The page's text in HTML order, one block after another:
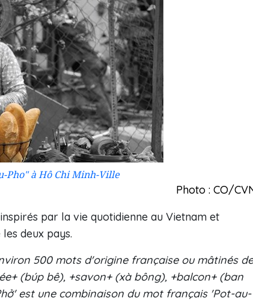
Pho" à Hô Chi Minh-Ville
Photo : CO/
par la vie quotidienne au Vietnam et
deux pays.
500 mots d'origine française ou mâtinés de
(búp bê), +savon+ (xà bông), +balcon+ (ban
est une combinaison du mot français 'Pot-au-